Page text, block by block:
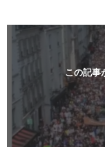
この記事